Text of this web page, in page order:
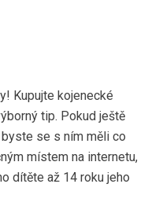
Kupujte kojenecké
tip. Pokud ještě
se s ním měli co
místem na internetu,
dítěte až 14 roku jeho